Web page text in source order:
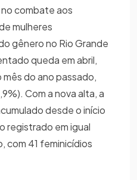
combate aos
mulheres
gênero no Rio Grande
queda em abril,
do ano passado,
Com a nova alta, a
desde o início
registrado em igual
com 41 feminicídios